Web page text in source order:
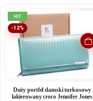
HIT
-12%
Duży portfel damski turkusowy
lakierowany croco Jennifer Jones